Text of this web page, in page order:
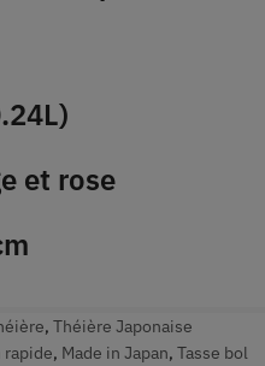
et rose
, Théière Japonaise
rapide, Made in Japan, Tasse bol